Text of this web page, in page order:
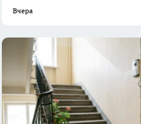
Вчера